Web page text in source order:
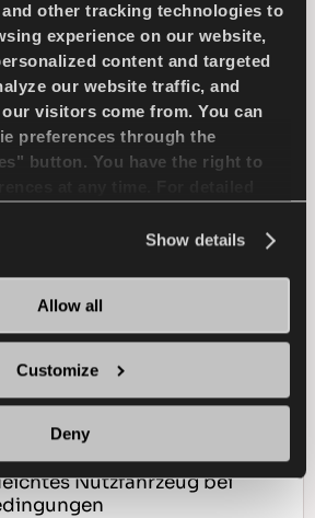
other tracking technologies to
experience on our website,
content and targeted
our website traffic, and
visitors come from. You can
preferences through the
button. You have the right to
Show details
Allow all
Customize
Deny
NASS HANDLING
TROCKEN HANDLING
MEHR ERFAHREN
2
- Hohe
Nutzfahrzeug bei